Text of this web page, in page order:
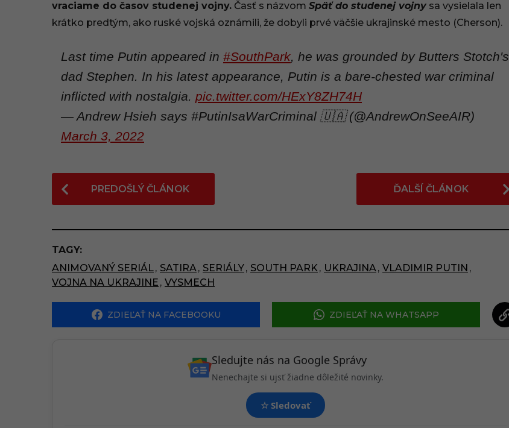
6
6
vraciame do časov studenej vojny. Časť s názvom Späť do studenej vojnysa vysielala len
krátko predtým, ako ruské vojská oznámili, že dobyli prvé väčšie ukrajinské mesto (Cherson).
Last time Putin appeared in #SouthPark, he was grounded by Butters Stotch's
dad Stephen. In his latest appearance, Putin is a bare-chested war criminal
inflicted with nostalgia. pic.twitter.com/HExY8ZH74H
— Andrew Hsieh says #PutinIsaWarCriminal 🇺🇦 (@AndrewOnSeeAIR)
March 3, 2022
P
o
t
P
a
g
PREDOŠLÝ ČLÁNOK ĎALŠÍ ČLÁNOK
TAGY:
ANIMOVANÝ SERIÁL, SATIRA , SERIÁLY, SOUTH PARK , UKRAJINA , VLADIMIR PUTIN ,
VOJNA NA UKRAJINE , VYSMECH
ZDIEĽAŤ NA FACEBOOKU ZDIEĽAŤ NA WHATSAPP
Sledujte nás na Google Správy
Nenechajte si ujsť žiadne dôležité novinky.
☆ Sledovať